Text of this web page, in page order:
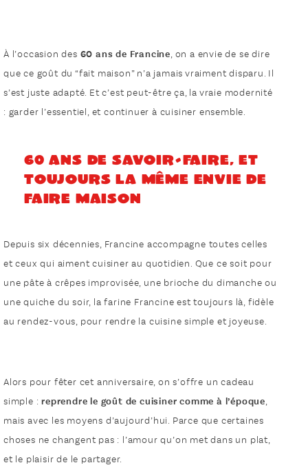
À l’occasion des 60 ans de Francine, on a envie de se dire
que ce goût du “fait maison” n’a jamais vraiment disparu. Il
s’est juste adapté. Et c’est peut-être ça, la vraie modernité
: garder l’essentiel, et continuer à cuisiner ensemble.
60 ans de savoir-faire, et
toujours la même envie de
faire maison
Depuis six décennies, Francine accompagne toutes celles
et ceux qui aiment cuisiner au quotidien. Que ce soit pour
une pâte à crêpes improvisée, une brioche du dimanche ou
une quiche du soir, la farine Francine est toujours là, fidèle
au rendez-vous, pour rendre la cuisine simple et joyeuse.
Alors pour fêter cet anniversaire, on s’offre un cadeau
simple :reprendre le goût de cuisiner comme à l’époque,
mais avec les moyens d’aujourd’hui. Parce que certaines
choses ne changent pas : l’amour qu’on met dans un plat,
et le plaisir de le partager.